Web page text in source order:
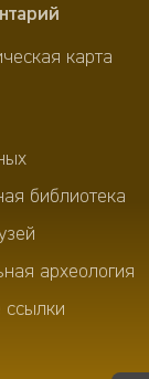
карта
библиотека
археология
ссылки